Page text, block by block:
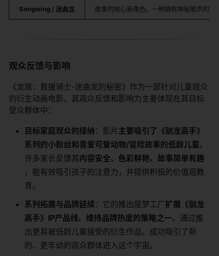
​Songwing / 迷曲龙​ 故事的核心新角色。一种拥有神秘歌声的
观众反馈与影响
《龙族：救援骑士-迷曲龙的秘密》作为一部针对儿童观众
的衍生动画电影，其观众反馈和影响力主要体现在其目标
受众群体中：
​目标家庭观众的接纳​ ​：影片​ ​主要吸引了《驯龙高手》
系列的小粉丝和喜爱可爱动物/冒险故事的低龄儿童​​。
许多家长反馈其​​内容安全、色彩鲜艳、故事简单有趣​
，能有效吸引孩子的注意力，并提供积极的价值观教
育。
​系列拓展与品牌延续​ ​：它的推出是梦工厂​​扩展《驯龙
高手》IP产品线、维持品牌热度的策略之一​​。通过推
出更易被低龄儿童接受的衍生作品，成功吸引了新
的、更年幼的观众群体进入这个宇宙。